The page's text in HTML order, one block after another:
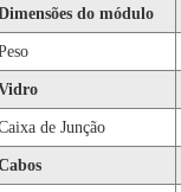
do módulo
de Junção